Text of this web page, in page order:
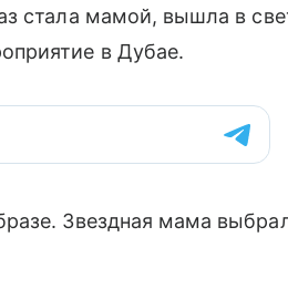
стала мамой, вышла в
в Дубае.
Звездная мама